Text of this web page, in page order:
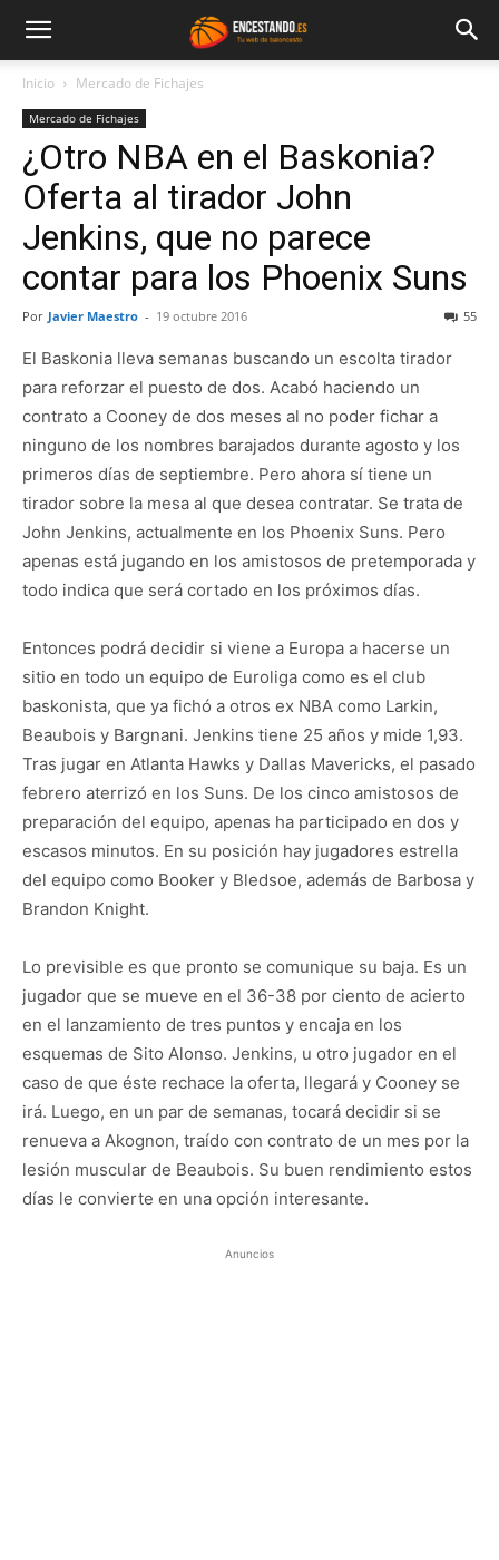
Inicio Mercado de Fichajes
Mercado de Fichajes
¿Otro NBA en el Baskonia?
Oferta al tirador John
Jenkins, que no parece
contar para los Phoenix Suns
Por Javier Maestro - 19 octubre 2016 55
El Baskonia lleva semanas buscando un escolta tirador
para reforzar el puesto de dos. Acabó haciendo un
contrato a Cooney de dos meses al no poder fichar a
ninguno de los nombres barajados durante agosto y los
primeros días de septiembre. Pero ahora sí tiene un
tirador sobre la mesa al que desea contratar. Se trata de
John Jenkins, actualmente en los Phoenix Suns. Pero
apenas está jugando en los amistosos de pretemporada y
todo indica que será cortado en los próximos días.
Entonces podrá decidir si viene a Europa a hacerse un
sitio en todo un equipo de Euroliga como es el club
baskonista, que ya fichó a otros ex NBA como Larkin,
Beaubois y Bargnani. Jenkins tiene 25 años y mide 1,93.
Tras jugar en Atlanta Hawks y Dallas Mavericks, el pasado
febrero aterrizó en los Suns. De los cinco amistosos de
preparación del equipo, apenas ha participado en dos y
escasos minutos. En su posición hay jugadores estrella
del equipo como Booker y Bledsoe, además de Barbosa y
Brandon Knight.
Lo previsible es que pronto se comunique su baja. Es un
jugador que se mueve en el 36-38 por ciento de acierto
en el lanzamiento de tres puntos y encaja en los
esquemas de Sito Alonso. Jenkins, u otro jugador en el
caso de que éste rechace la oferta, llegará y Cooney se
irá. Luego, en un par de semanas, tocará decidir si se
renueva a Akognon, traído con contrato de un mes por la
lesión muscular de Beaubois. Su buen rendimiento estos
días le convierte en una opción interesante.
Anuncios